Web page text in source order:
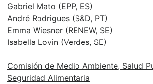
Gabriel Mato (EPP, ES)
André Rodrigues (S&D, PT)
Emma Wiesner (RENEW, SE)
Isabella Lovin (Verdes, SE)
Comisión de Medio Ambiente, Salud
Seguridad Alimentaria